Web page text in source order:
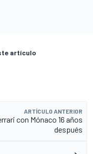
artículo
ARTÍCULO ANTERIOR
con Mónaco 16 años
después